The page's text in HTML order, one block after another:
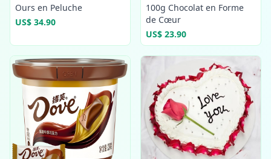
Ours en Peluche
US$ 34.90
100g Chocolat en Forme
de Cœur
US$ 23.90